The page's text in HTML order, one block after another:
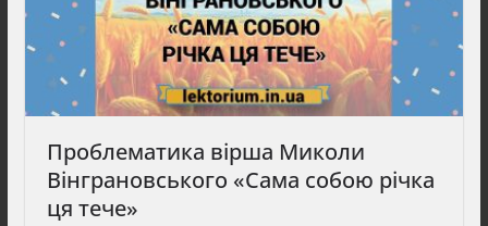
Проблематика вірша Миколи
Вінграновського «Сама собою річка
ця тече»